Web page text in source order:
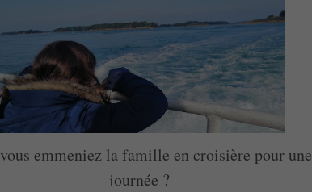
emmeniez la famille en croisière pour une
journée ?